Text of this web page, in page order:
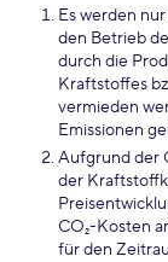
Es werden
den Betrieb
durch die
Kraftstoffes
vermieden
Emissionen
Aufgrund der
der
CO₂-Kosten
für den